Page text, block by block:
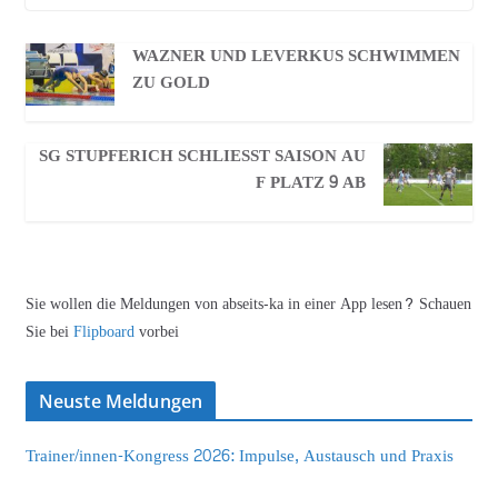
WAZNER UND LEVERKUS SCHWIMMEN
ZU GOLD
SG STUPFERICH SCHLIESST SAISON AUF
PLATZ 9 AB
Sie wollen die Meldungen von abseits-ka in einer App lesen? Schauen
Sie beiFlipboardvorbei
Neuste Meldungen
Trainer/innen-Kongress 2026: Impulse, Austausch und Praxis